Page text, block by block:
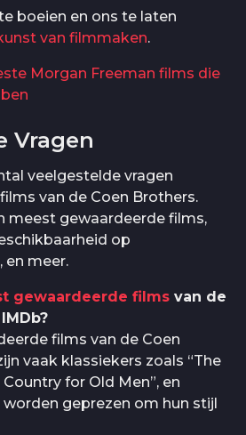
boeien en ons te laten
van filmmaken.
Morgan Freeman films die
Vragen
veelgestelde vragen
van de Coen Brothers.
meest gewaardeerde films,
op
en meer.
gewaardeerde films van de
films van de Coen
vaak klassiekers zoals “The
for Old Men”, en
worden geprezen om hun stijl